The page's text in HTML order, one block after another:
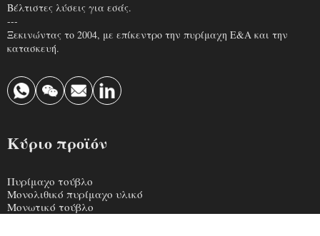
Βέλτιστες λύσεις για εσάς.
---
Ξεκινώντας το 2004, με επίκεντρο την πυρίμαχη Ε&Α και την
κατασκευή.
Κύριο προϊόν
Πυρίμαχο τούβλο
Μονολιθικό πυρίμαχο υλικό
Μονωτικό τούβλο